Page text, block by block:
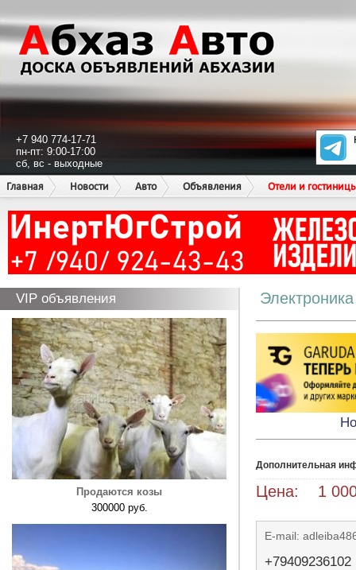
+7 940 774-17-71
пн-пт: 9:00-17:00
сб, вс - выходные
Главная
Новости Авто Объявления Отели и
VIP объявления
Продаются козы
300000 руб.
Электроника
Дополнительная
Цена: 1
E-mail:
+79409236102